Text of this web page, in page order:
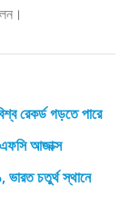
রেকর্ড গড়তে পারে
আজাক্স
ভারত চতুর্থ স্থানে